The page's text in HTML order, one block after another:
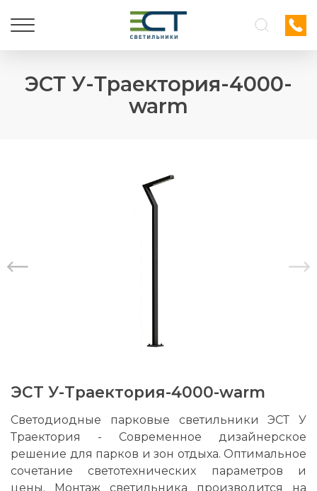
ЭСТ У-Траектория-4000-
warm
ЭСТ У-Траектория-4000-warm
Светодиодные парковые светильники ЭСТ У
Траектория - Современное дизайнерское
решение для парков и зон отдыха. Оптимальное
сочетание светотехнических параметров и
цены. Монтаж светильника производится на